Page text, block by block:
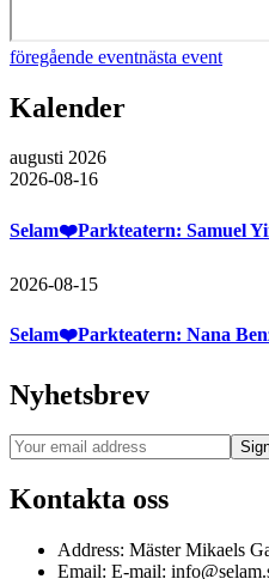
föregående eventnästa event
Kalender
augusti 2026
2026-08-16
Selam❤️Parkteatern: Samuel
2026-08-15
Selam❤️Parkteatern: Nana
Nyhetsbrev
Kontakta oss
Address: Mäster Mikaels
Email: E-mail: